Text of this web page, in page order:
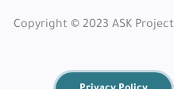
Copyright © 2023 ASK Project